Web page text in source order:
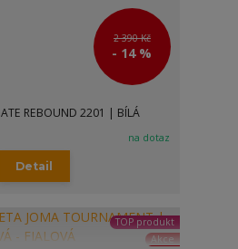
2 390 Kč
- 14 %
REBOUND 2201 | BÍLÁ
na dotaz
Detail
TOP produkt
Akce